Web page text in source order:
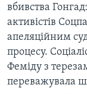
ІСТОРІЇ УСПІХУ
ЧАС-TIME
БРИФІНГ
СТУДІЯ
ENGLISH
Learning English
МИ В СОЦМЕРЕЖАХ
вбивства
активістів
апеляційним
процесу.
Феміду з
переважувала